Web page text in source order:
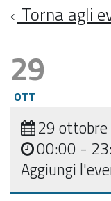
Torna agli
29
OTT
29
00:00 -
Aggiungi